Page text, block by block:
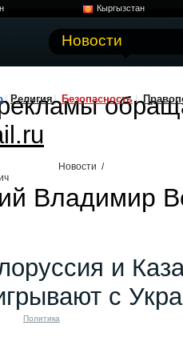
Кыргызстан
Новости
Религия Безопасность
Новости /
Владимир
и
с
Политика